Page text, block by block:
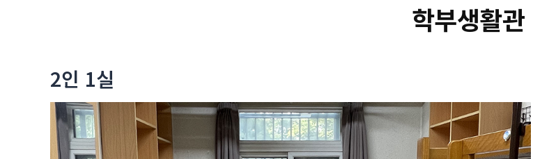
학부생활관
2인 1실